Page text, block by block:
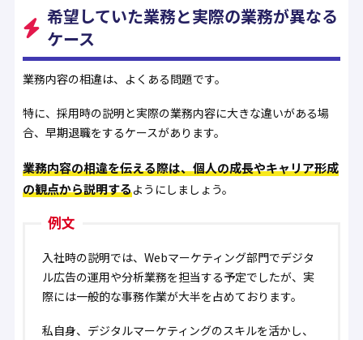
希望していた業務と実際の業務が異なる
ケース
業務内容の相違は、よくある問題です。
特に、採用時の説明と実際の業務内容に大きな違いがある場
合、早期退職をするケースがあります。
業務内容の相違を伝える際は、個人の成長やキャリア形成
の観点から説明するようにしましょう。
例文
入社時の説明では、Webマーケティング部門でデジタ
ル広告の運用や分析業務を担当する予定でしたが、実
際には一般的な事務作業が大半を占めております。
私自身、デジタルマーケティングのスキルを活かし、